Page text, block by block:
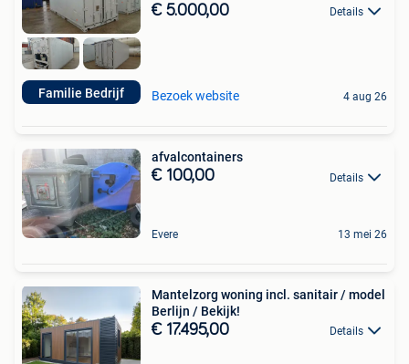
Familie Bedrijf
€ 5.000,00 Details
Bezoek website 4 aug 26
afvalcontainers
€ 100,00 Details
Evere 13 mei 26
Mantelzorg woning incl. sanitair / model
Berlijn / Bekijk!
€ 17.495,00 Details